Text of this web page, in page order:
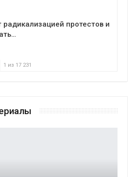
радикализацией протестов и
1 из 17 231